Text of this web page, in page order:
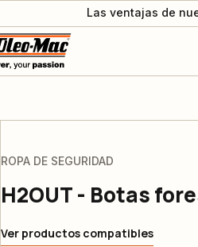
Las ventajas de
ROPA DE SEGURIDAD
H2OUT - Botas
Ver productos compatibles